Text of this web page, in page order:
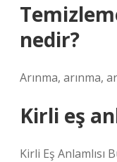
nedir?
Arınma, arınma,
Kirli eş
Kirli Eş